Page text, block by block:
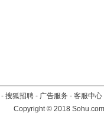
- 搜狐招聘 - 广告服务 - 客服中心
Copyright©2018